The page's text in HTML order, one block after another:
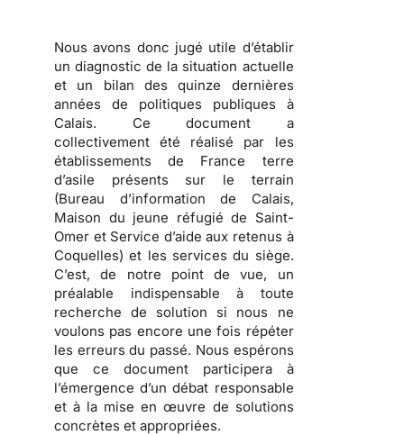
Nous avons donc jugé utile d’établir
un diagnostic de la situation actuelle
et un bilan des quinze dernières
années de politiques publiques à
Calais. Ce document a
collectivement été réalisé par les
établissements de France terre
d’asile présents sur le terrain
(Bureau d’information de Calais,
Maison du jeune réfugié de Saint-
Omer et Service d’aide aux retenus à
Coquelles) et les services du siège.
C’est, de notre point de vue, un
préalable indispensable à toute
recherche de solution si nous ne
voulons pas encore une fois répéter
les erreurs du passé. Nous espérons
que ce document participera à
l’émergence d’un débat responsable
et à la mise en œuvre de solutions
concrètes et appropriées.